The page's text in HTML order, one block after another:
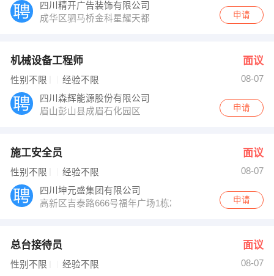
四川精开广告装饰有限公司
成华区驷马桥金科星耀天都
申请
机械设备工程师 面议
性别不限 经验不限
08-07
四川森辉能源股份有限公司
眉山彭山县成眉石化园区
申请
施工安全员 面议
性别不限 经验不限
08-07
四川坤元盛集团有限公司
高新区吉泰路666号福年广场1栋2406
申请
总台接待员 面议
性别不限 经验不限
08-07